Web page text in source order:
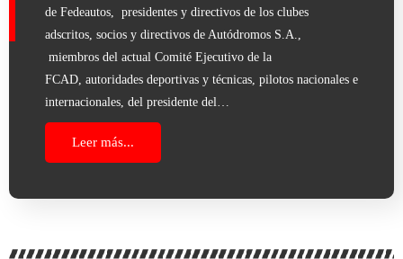
de Fedeautos, presidentes y directivos de los clubes
adscritos, socios y directivos de Autódromos S.A.,
miembros del actual Comité Ejecutivo de la
FCAD, autoridades deportivas y técnicas, pilotos nacionales e
internacionales, del presidente del…
Leer más...